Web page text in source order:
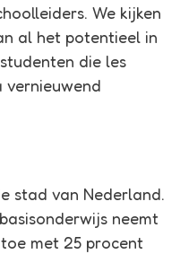
We kijken
al het potentieel in
die les
vernieuwend
stad van Nederland.
neemt
met 25 procent